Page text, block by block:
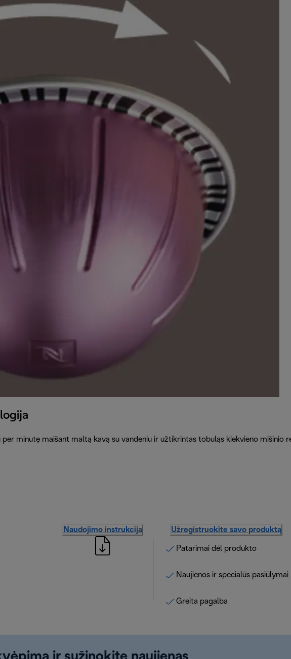
minutę maišant maltą kavą su vandeniu ir užtikrintas tobuląs kiekvieno mišinio
Naudojimo instrukcija Užregistruokite savo produktą
Patarimai dėl produkto
Naujienos ir specialūs pasiūlymai
Greita pagalba